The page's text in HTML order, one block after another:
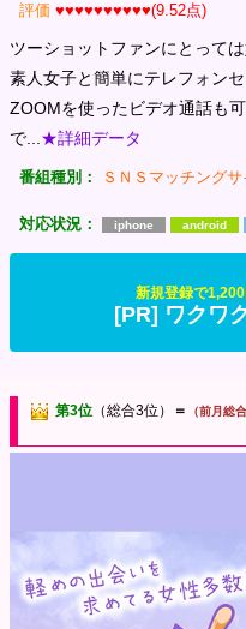
評価 ♥♥♥♥♥♥♥♥♥♥(9.52点)
ツーショットファンにとって
素人女子と簡単にテレフォン
ZOOMを使ったビデオ通話も
で... ★詳細データ
番組種別： ＳＮＳマッチングサ
対応状況： iphone android
新規登録で
[PR] ワクワ
第3位 （総合3位） ＝ （前月総